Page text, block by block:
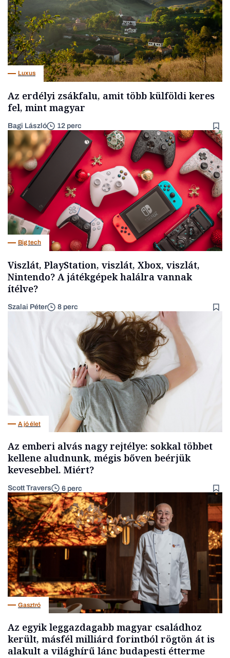
Luxus
Az erdélyi zsákfalu, amit több külföldi keres
fel, mint magyar
Bagi László 12 perc
Big tech
Viszlát, PlayStation, viszlát, Xbox, viszlát,
Nintendo? A játékgépek halálra vannak
ítélve?
Szalai Péter 8 perc
A jó élet
Az emberi alvás nagy rejtélye: sokkal többet
kellene aludnunk, mégis bőven beérjük
kevesebbel. Miért?
Scott Travers 6 perc
Gasztró
Az egyik leggazdagabb magyar családhoz
került, másfél milliárd forintból rögtön át is
alakult a világhírű lánc budapesti étterme